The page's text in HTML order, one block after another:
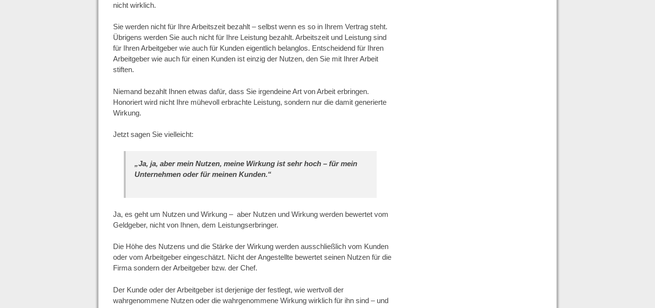
nicht wirklich.
Sie werden nicht für Ihre Arbeitszeit bezahlt – selbst wenn es so in Ihrem Vertrag steht.
Übrigens werden Sie auch nicht für Ihre Leistung bezahlt. Arbeitszeit und Leistung sind
für Ihren Arbeitgeber wie auch für Kunden eigentlich belanglos. Entscheidend für Ihren
Arbeitgeber wie auch für einen Kunden ist einzig der Nutzen, den Sie mit Ihrer Arbeit
stiften.
Niemand bezahlt Ihnen etwas dafür, dass Sie irgendeine Art von Arbeit erbringen.
Honoriert wird nicht Ihre mühevoll erbrachte Leistung, sondern nur die damit generierte
Wirkung.
Jetzt sagen Sie vielleicht:
„Ja, ja, aber mein Nutzen, meine Wirkung ist sehr hoch – für mein
Unternehmen oder für meinen Kunden.“
Ja, es geht um Nutzen und Wirkung – aber Nutzen und Wirkung werden bewertet vom
Geldgeber, nicht von Ihnen, dem Leistungserbringer.
Die Höhe des Nutzens und die Stärke der Wirkung werden ausschließlich vom Kunden
oder vom Arbeitgeber eingeschätzt. Nicht der Angestellte bewertet seinen Nutzen für die
Firma sondern der Arbeitgeber bzw. der Chef.
Der Kunde oder der Arbeitgeber ist derjenige der festlegt, wie wertvoll der
wahrgenommene Nutzen oder die wahrgenommene Wirkung wirklich für ihn sind – und